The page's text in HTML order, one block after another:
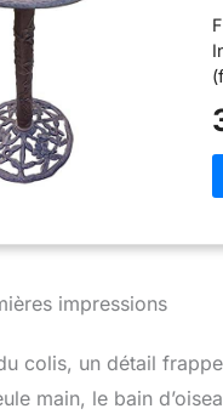
impressions
colis, un détail
main, le bain